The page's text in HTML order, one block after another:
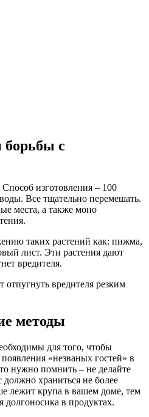
с
изготовления – 100
Все тщательно перемешать.
места, а также моно
таких растений как: пижма,
лист. Эти растения дают
вредителя.
вредителя резким
методы
для того, чтобы
«незваных гостей» в
нужно помнить – не делайте
храниться не более
лежит крупа в вашем доме, тем
долгоносика в продуктах.